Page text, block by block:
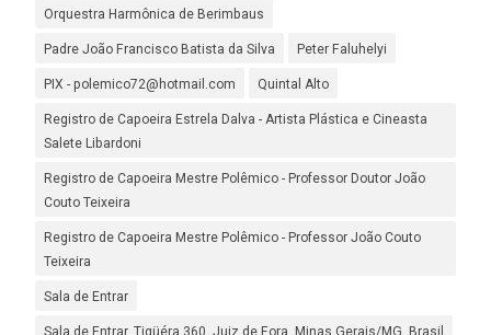
Orquestra Harmônica de Berimbaus
Padre João Francisco Batista da Silva Peter Faluhelyi
PIX - polemico72@hotmail.com Quintal Alto
Registro de Capoeira Estrela Dalva - Artista Plástica e Cineasta
Salete Libardoni
Registro de Capoeira Mestre Polêmico - Professor Doutor João
Couto Teixeira
Registro de Capoeira Mestre Polêmico - Professor João Couto
Teixeira
Sala de Entrar
Sala de Entrar. Tigüéra 360. Juiz de Fora. Minas Gerais/MG. Brasil